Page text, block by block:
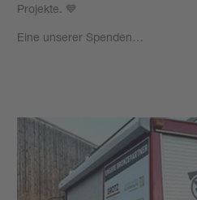
Projekte. 💙
Eine unserer Spenden…